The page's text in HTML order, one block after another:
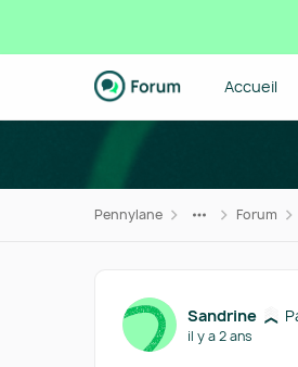
Passer au contenu
Accueil
Pennylane Forum
Forum
Sandrine
il y a 2 ans